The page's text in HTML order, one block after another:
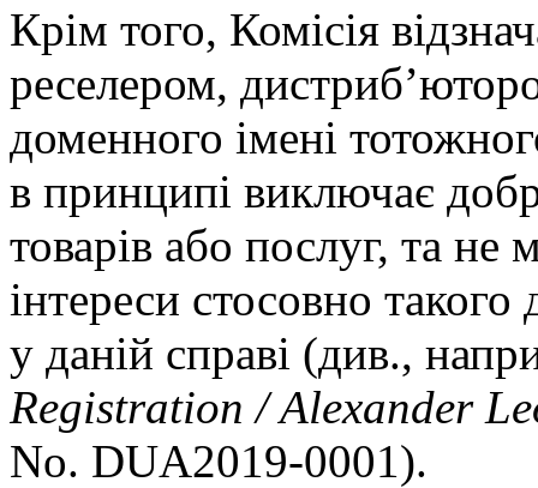
Крім того, Комісія
реселером,
доменного імені
в принципі виключає
товарів або послуг, та не
інтереси стосовно
у даній справі (див.,
Registration / Alexander
No. DUA2019-0001).